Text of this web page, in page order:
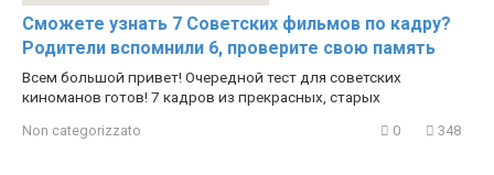
Сможете узнать 7 Советских фильмов по кадру?
Родители вспомнили 6, проверите свою память
Всем большой привет! Очередной тест для советских
киноманов готов! 7 кадров из прекрасных, старых
Non categorizzato 0 348